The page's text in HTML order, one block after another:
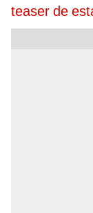
teaser de